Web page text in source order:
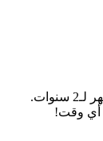
تتجدّد مقابل E£⁦1,279⁩/الشهر لـ2 سنوات.
أي وقت!